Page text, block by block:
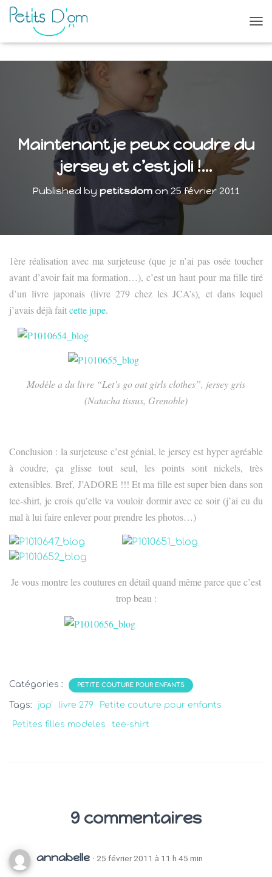
U
A
O
Maintenant je peux coudre du
jersey et c’est joli !…
Published by petitsdomon 25 février 2011
1ère réalisation avec ma surjeteuse (que je n’ai pas osée toucher
avant d’avoir fait ma formation…), c’est un haut pour ma fille tiré
d’un livre japonais (livre 279 chez les JCA’s), et dans lequel
j’avais déjà faitcette jupe.
Modèle a du livre “Let’s go out girls clothes”, jersey gris
(Natacha tissus, Grenoble)
Conclusion : la surjeteuse c’est génial, le jersey est hyper agréable
à coudre, ça glisse tout seul, les points sont nickels, très
extensibles. Bref, J’ADORE !!! Et ma fille est super bien dans son
tee-shirt, je crois qu’elle va vouloir dormir avec ce soir (j’ai eu du
mal à lui faire enlever pour prendre les photos…)
Je vous montre les coutures en détail quand même parce que c’est
trop beau :
Catégories : PETITE COUTURE POUR ENFANTS
Tags: jap' livre 279 Petite couture pour enfants
Petites filles modeles tee-shirt
9 commentaires
annabelle · 25 février 2011 à 11 h 45 min